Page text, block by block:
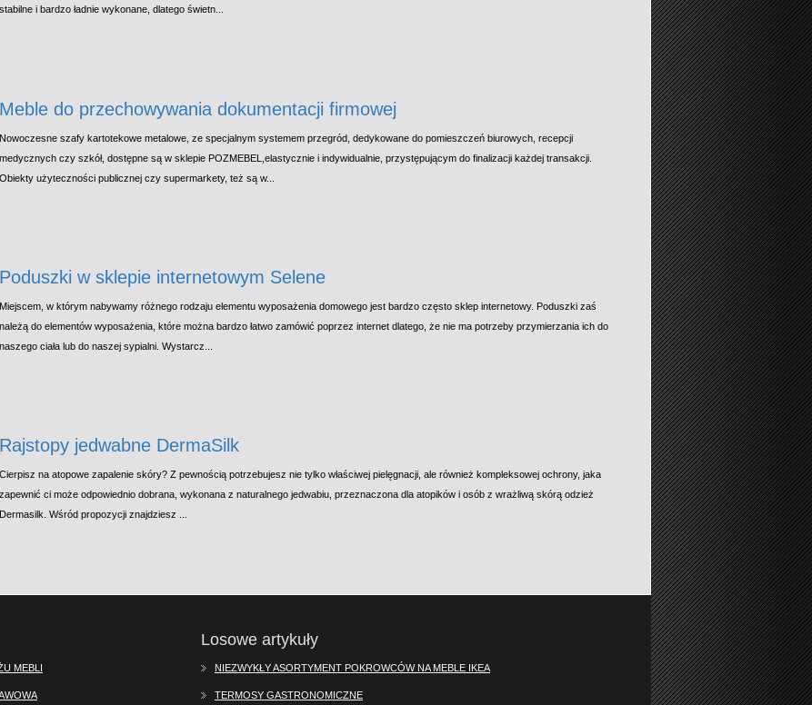
stabilne i bardzo ładnie wykonane, dlatego świetn...
Meble do przechowywania dokumentacji firmowej
Nowoczesne szafy kartotekowe metalowe, ze specjalnym systemem przegród, dedykowane do pomieszczeń biurowych, recepcji
medycznych czy szkół, dostępne są w sklepie POZMEBEL,elastycznie i indywidualnie, przystępującym do finalizacji każdej transakcji.
Obiekty użyteczności publicznej czy supermarkety, też są w...
Poduszki w sklepie internetowym Selene
Miejscem, w którym nabywamy różnego rodzaju elementu wyposażenia domowego jest bardzo często sklep internetowy. Poduszki zaś
należą do elementów wyposażenia, które można bardzo łatwo zamówić poprzez internet dlatego, że nie ma potrzeby przymierzania ich do
naszego ciała lub do naszej sypialni. Wystarcz...
Rajstopy jedwabne DermaSilk
Cierpisz na atopowe zapalenie skóry? Z pewnością potrzebujesz nie tylko właściwej pielęgnacji, ale również kompleksowej ochrony, jaka
zapewnić ci może odpowiednio dobrana, wykonana z naturalnego jedwabiu, przeznaczona dla atopików i osób z wrażliwą skórą odzież
Dermasilk. Wśród propozycji znajdziesz ...
MEBLI
Losowe artykuły
NIEZWYKŁY ASORTYMENT POKROWCÓW NA MEBLE IKEA
TERMOSY GASTRONOMICZNE